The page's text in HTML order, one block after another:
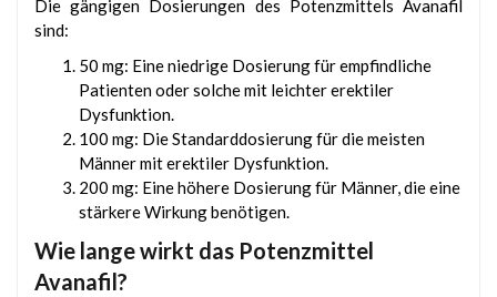
Die gängigen Dosierungen des Potenzmittels Avanafil
sind:
50 mg: Eine niedrige Dosierung für empfindliche
Patienten oder solche mit leichter erektiler
Dysfunktion.
100 mg: Die Standarddosierung für die meisten
Männer mit erektiler Dysfunktion.
200 mg: Eine höhere Dosierung für Männer, die eine
stärkere Wirkung benötigen.
Wie lange wirkt das Potenzmittel
Avanafil?